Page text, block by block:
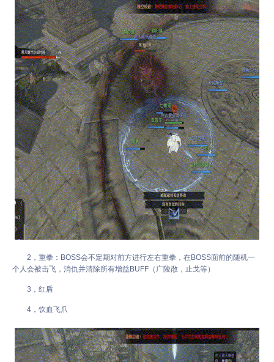
2，重拳：BOSS会不定期对前方进行左右重拳，在BOSS面前的随机一
个人会被击飞，消仇并清除所有增益BUFF（广陵散，止戈等）
3，红盾
4，饮血飞爪